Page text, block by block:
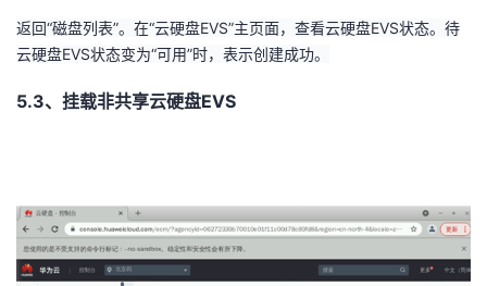
返回“磁盘列表”。在“云硬盘EVS”主页面，查看云硬盘EVS状态。待
云硬盘EVS状态变为“可用”时，表示创建成功。
5.3、挂载非共享云硬盘EVS